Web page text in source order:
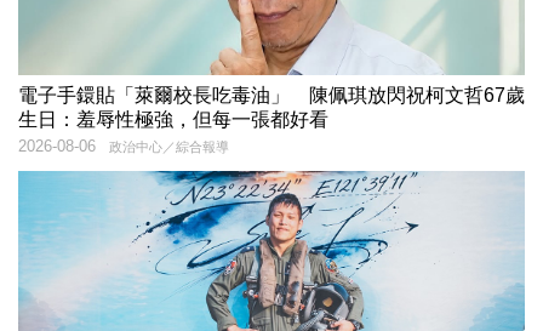
電子手鐶貼「萊爾校長吃毒油」 陳佩琪放閃祝柯文哲67歲
生日：羞辱性極強，但每一張都好看
政治中心／綜合報導
2026-08-06